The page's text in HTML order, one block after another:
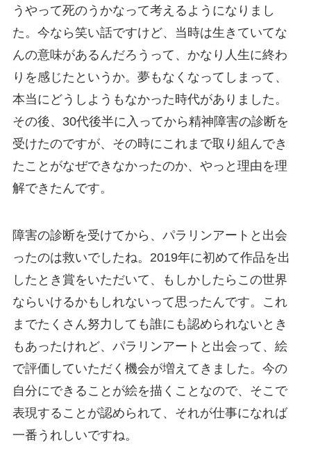
うやって死のうかなって考えるようになりまし
た。今なら笑い話ですけど、当時は生きていてな
んの意味があるんだろうって、かなり人生に終わ
りを感じたというか。夢もなくなってしまって、
本当にどうしようもなかった時代がありました。
その後、30代後半に入ってから精神障害の診断を
受けたのですが、その時にこれまで取り組んでき
たことがなぜできなかったのか、やっと理由を理
解できたんです。
障害の診断を受けてから、パラリンアートと出会
ったのは救いでしたね。2019年に初めて作品を出
したとき賞をいただいて、もしかしたらこの世界
ならいけるかもしれないって思ったんです。これ
までたくさん努力しても誰にも認められないとき
もあったけれど、パラリンアートと出会って、絵
で評価していただく機会が増えてきました。今の
自分にできることが絵を描くことなので、そこで
表現することが認められて、それが仕事になれば
一番うれしいですね。